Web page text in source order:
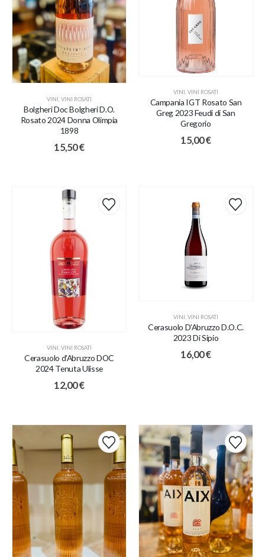
VINI VINI ROSATI
Bolgheri Doc Bolgheri D.O.
Rosato 2024 Donna Olimpia
1898
15,50€
VINI VINI ROSATI
Campania IGT Rosato San
Greg 2023 Feudi di San
Gregorio
15,00€
VINI VINI ROSATI
Cerasuolo d'Abruzzo DOC
2024 Tenuta Ulisse
12,00€
VINI VINI ROSATI
Cerasuolo D’Abruzzo D.O.C.
2023 Di Sipio
16,00€